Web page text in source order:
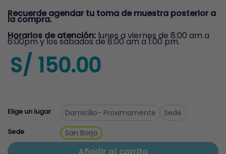
Recuerde agendar tu toma de muestra posterior a
la compra.
Horarios de atención: lunes a viernes de 8:00 am a
6:00pm y los sábados de 8:00 am a 1:00 pm.
S/ 150.00
Elige un lugar Domicilio- Proximamente Sede
Sede San Borja
Añadir al carrito